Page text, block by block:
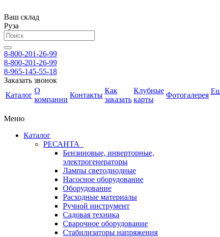
Ваш склад
Руза
8-800-201-26-99
8-800-201-26-99
8-965-145-55-18
Заказать звонок
Каталог
О
компании
Контакты
Как
заказать
Клубные
карты
Фотогалерея
Меню
Каталог
РЕСАНТА
Бензиновые, инверторные,
электрогенераторы
Лампы светодиодные
Насосное оборудование
Оборудование
Расходные материалы
Ручной инструмент
Садовая техника
Сварочное оборудование
Стабилизаторы напряжения